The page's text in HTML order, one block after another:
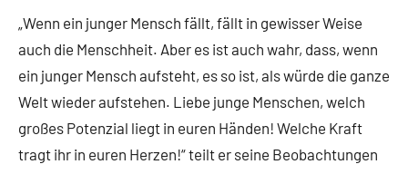
„Wenn ein junger Mensch fällt, fällt in gewisser Weise
auch die Menschheit. Aber es ist auch wahr, dass, wenn
ein junger Mensch aufsteht, es so ist, als würde die ganze
Welt wieder aufstehen. Liebe junge Menschen, welch
großes Potenzial liegt in euren Händen! Welche Kraft
tragt ihr in euren Herzen!“ teilt er seine Beobachtungen